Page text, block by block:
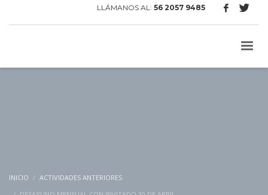
LLÁMANOS AL: 56 2057 9485
INICIO
ACTIVIDADES ANTERIORES